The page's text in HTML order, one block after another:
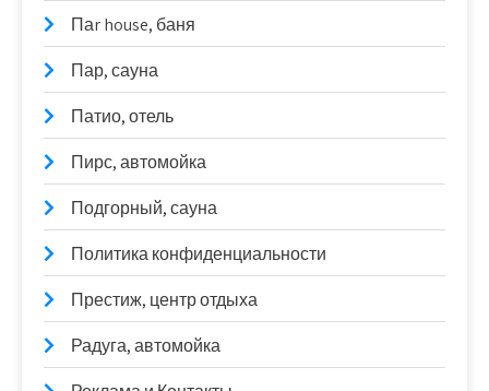
Паr house, баня
Пар, сауна
Патио, отель
Пирс, автомойка
Подгорный, сауна
Политика конфиденциальности
Престиж, центр отдыха
Радуга, автомойка